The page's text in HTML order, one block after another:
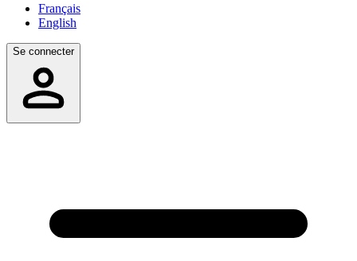
Français
English
Se connecter